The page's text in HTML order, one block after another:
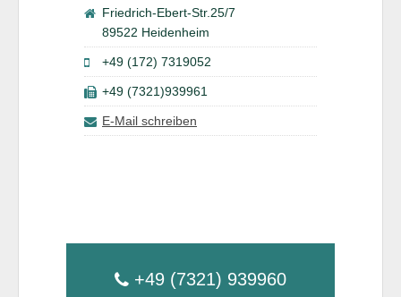
Friedrich-Ebert-Str.25/7
89522 Heidenheim
+49 (172) 7319052
+49 (7321)939961
E-Mail schreiben
+49 (7321) 939960